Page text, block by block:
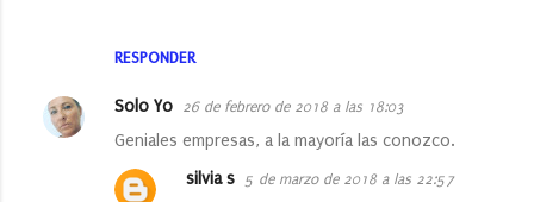
o
RESPONDER
Solo Yo 26 de febrero de 2018 a las 18:03
Geniales empresas, a la mayoría las conozco.
silvia s 5 de marzo de 2018 a las 22:57